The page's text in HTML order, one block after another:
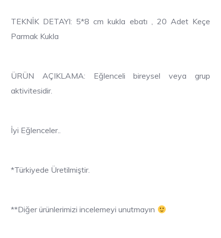
TEKNİK DETAYI: 5*8 cm kukla ebatı , 20 Adet Keçe
Parmak Kukla
ÜRÜN AÇIKLAMA: Eğlenceli bireysel veya grup
aktivitesidir.
İyi Eğlenceler..
*Türkiyede Üretilmiştir.
**Diğer ürünlerimizi incelemeyi unutmayın